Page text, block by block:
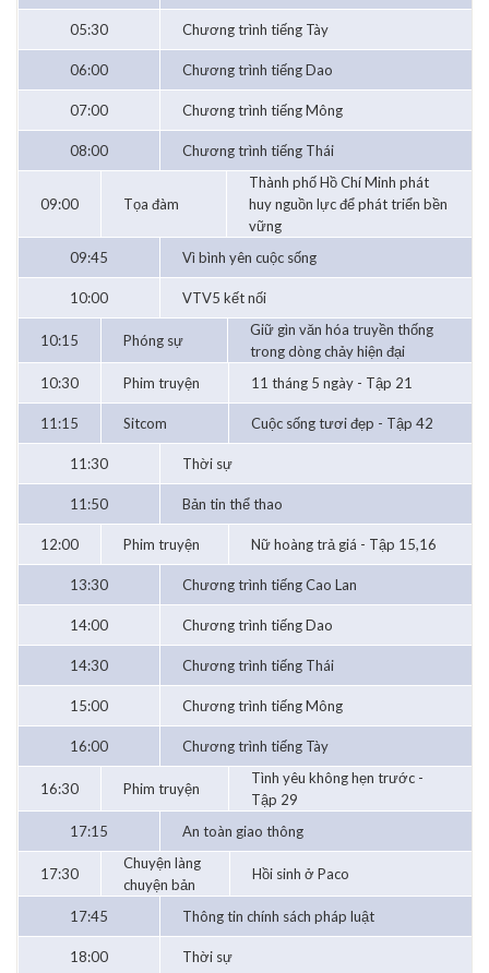
05:30 Chương trình tiếng Tày
06:00 Chương trình tiếng Dao
07:00 Chương trình tiếng Mông
08:00 Chương trình tiếng Thái
09:00 Tọa đàm
Thành phố Hồ Chí Minh phát
huy nguồn lực để phát triển bền
vững
09:45
Vì bình yên cuộc sống
10:00 VTV5 kết nối
10:15 Phóng sự
Giữ gìn văn hóa truyền thống
trong dòng chảy hiện đại
10:30
Phim truyện 11 tháng 5 ngày - Tập 21
11:15 Sitcom Cuộc sống tươi đẹp - Tập 42
11:30 Thời sự
11:50 Bản tin thể thao
12:00 Phim truyện Nữ hoàng trả giá - Tập 15,16
13:30 Chương trình tiếng Cao Lan
14:00 Chương trình tiếng Dao
14:30 Chương trình tiếng Thái
15:00 Chương trình tiếng Mông
16:00 Chương trình tiếng Tày
16:30 Phim truyện
Tình yêu không hẹn trước -
Tập 29
17:15
An toàn giao thông
17:30
Chuyện làng
chuyện bản
Hồi sinh ở Paco
17:45 Thông tin chính sách pháp luật
18:00 Thời sự